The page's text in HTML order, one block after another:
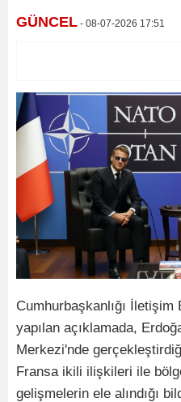
GÜNCEL - 08-07-2026 17:51
Cumhurbaşkanlığı İletişim
yapılan açıklamada,
Merkezi'nde
Fransa ikili ilişkileri ile
gelişmelerin ele alındığı